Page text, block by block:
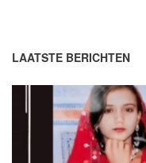
LAATSTE BERICHTEN